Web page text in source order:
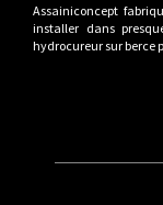
Assainiconcept
installer dans
hydrocureur sur berce